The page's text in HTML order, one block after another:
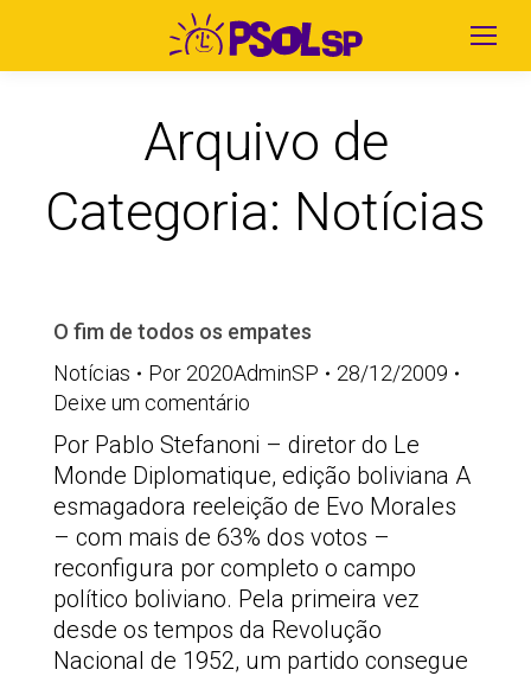
Arquivo de
Categoria: Notícias
O fim de todos os empates
Notícias
Por 2020AdminSP
28/12/2009
Deixe um comentário
Por Pablo Stefanoni – diretor do Le
Monde Diplomatique, edição boliviana A
esmagadora reeleição de Evo Morales
– com mais de 63% dos votos –
reconfigura por completo o campo
político boliviano. Pela primeira vez
desde os tempos da Revolução
Nacional de 1952, um partido consegue